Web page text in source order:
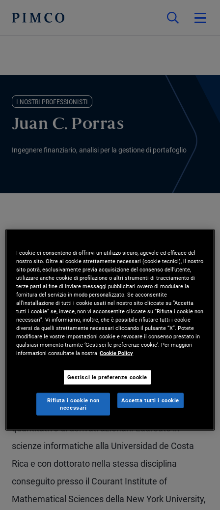
I NOSTRI PROFESSIONISTI
Juan C. Porras
Ingegnere finanziario, analisi per la gestione di portafoglio
Juan Porras è senior vice president presso la sede
di Newport Beach e ingegnere finanziario nel
gruppo di analisi per la gestione di portafoglio.
Prima di entrare in PIMCO nel 2011, ha lavorato
per nove anni presso JP Morgan, negli ultimi tempi
come analista quantitativo dedito allo sviluppo di
modelli per derivati su tassi d'interesse e
inflazione, e in precedenza come analista
quantitativo del credito. Ha inoltre lavorato in
Commerzbank nel gruppo di modellizzazione del
rischio e presso BNP Paribas come analista
quantitativo di derivati azionari. Laureato in
scienze informatiche alla Universidad de Costa
Rica e con dottorato nella stessa disciplina
conseguito presso il Courant Institute of
Mathematical Sciences della New York University,
I cookie ci consentono di offrirvi un utilizzo sicuro, agevole ed efficace del
nostro sito. Oltre ai cookie strettamente necessari (cookie tecnici), il nostro
sito potrà, esclusivamente previa acquisizione del consenso dell’utente,
utilizzare anche cookie di profilazione o altri strumenti di tracciamento di
terze parti al fine di inviare messaggi pubblicitari ovvero di modulare la
fornitura del servizio in modo personalizzato. Se acconsentite
all’installazione di tutti i cookie usati nel nostro sito cliccate su “Accetta
tutti i cookie” se, invece, non vi acconsentite cliccate su “Rifiuta i cookie non
necessari”. Vi informiamo, inoltre, che è possibile rifiutare tutti i cookie
diversi da quelli strettamente necessari cliccando il pulsante “X”. Potete
modificare le vostre impostazioni cookie e revocare il consenso prestato in
qualsiasi momento tramite ‘Gestisci le preferenze cookie’. Per maggiori
informazioni consultate la nostra Cookie Policy
Gestisci le preferenze cookie
Rifiuta i cookie non
necessari
Accetta tutti i cookie